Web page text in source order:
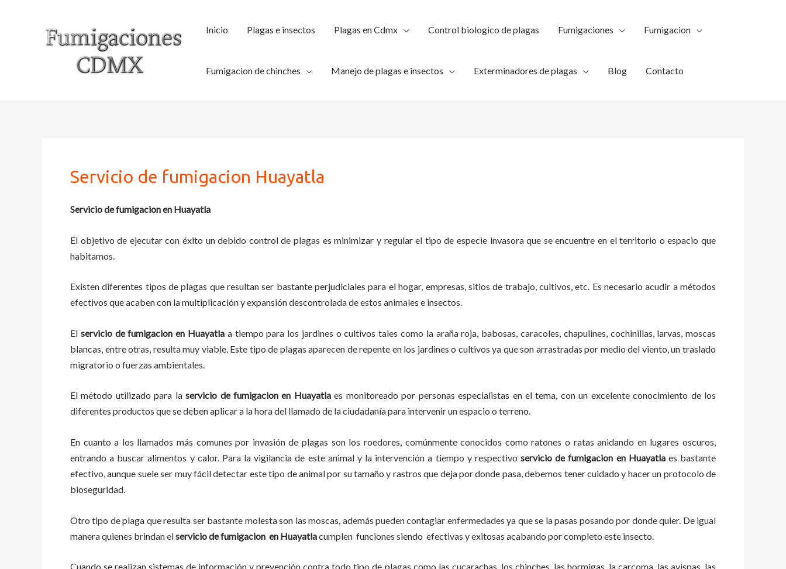
Inicio Plagas e insectos Plagas en Cdmx Control biologico de plagas Fumigaciones Fumigacion
Fumigacion de chinches Manejo de plagas e insectos Exterminadores de plagas Blog Contacto
Servicio de fumigacion Huayatla
Servicio de fumigacion en Huayatla
El objetivo de ejecutar con éxito un debido control de plagas es minimizar y regular el tipo de especie invasora que se encuentre en el territorio o espacio que
habitamos.
Existen diferentes tipos de plagas que resultan ser bastante perjudiciales para el hogar, empresas, sitios de trabajo, cultivos, etc. Es necesario acudir a métodos
efectivos que acaben con la multiplicación y expansión descontrolada de estos animales e insectos.
El servicio de fumigacionen Huayatla a tiempo para los jardines o cultivos tales como la araña roja, babosas, caracoles, chapulines, cochinillas, larvas, moscas
blancas, entre otras, resulta muy viable. Este tipo de plagas aparecen de repente en los jardines o cultivos ya que son arrastradas por medio del viento, un traslado
migratorio o fuerzas ambientales.
El método utilizado para laservicio de fumigacion en Huayatlaes monitoreado por personas especialistas en el tema, con un excelente conocimiento de los
diferentes productos que se deben aplicar a la hora del llamado de la ciudadanía para intervenir un espacio o terreno.
En cuanto a los llamados más comunes por invasión de plagas son los roedores, comúnmente conocidos como ratones o ratas anidando en lugares oscuros,
entrando a buscar alimentos y calor. Para la vigilancia de este animal y la intervención a tiempo y respectivoservicio de fumigacion en Huayatla es bastante
efectivo, aunque suele ser muy fácil detectar este tipo de animal por su tamaño y rastros que deja por donde pasa, debemos tener cuidado y hacer un protocolo de
bioseguridad.
Otro tipo de plaga que resulta ser bastante molesta son las moscas, además pueden contagiar enfermedades ya que se la pasas posando por donde quier. De igual
manera quienes brindan elservicio de fumigacion en Huayatlacumplen funciones siendo efectivas y exitosas acabando por completo este insecto.
Cuando se realizan sistemas de información y prevención contra todo tipo de plagas como las cucarachas, los chinches, las hormigas, la carcoma, las avispas, las